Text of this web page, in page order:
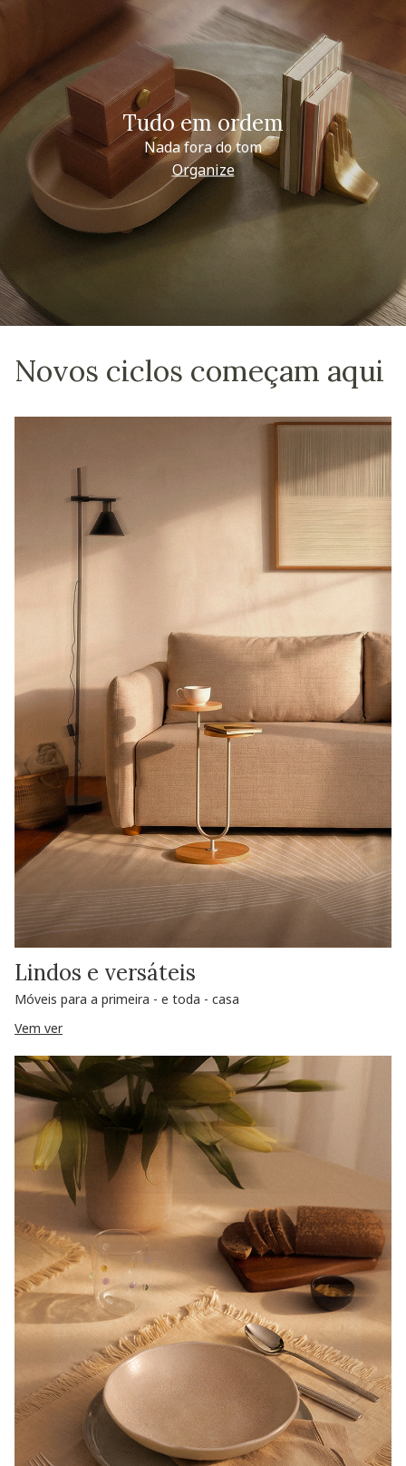
Tudo em ordem
Nada fora do tom
Organize
Novos ciclos começam aqui
Lindos e versáteis
Móveis para a primeira - e toda - casa
Vem ver